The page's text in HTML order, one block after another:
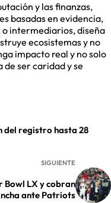
y las finanzas,
basadas en evidencia,
intermediarios, diseña
ecosistemas y no
impacto real y no solo
de ser caridad y se
del registro hasta 28
SIGUIENTE
Bowl LX y cobran
ante Patriots